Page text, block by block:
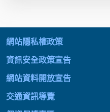
網站隱私權政策
資訊安全政策宣告
網站資料開放宣告
交通資訊導覽